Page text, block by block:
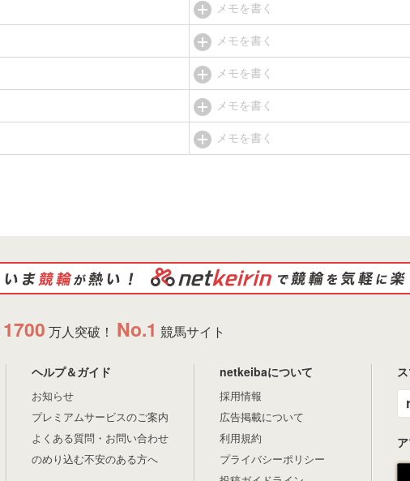
メモを書く
メモを書く
メモを書く
メモを書く
メモを書く
1700 万人突破！ No.1 競馬サイト
ヘルプ＆ガイド
お知らせ
プレミアムサービスのご案内
よくある質問・お問い合わせ
のめり込む不安のある方へ
netkeibaについて
採用情報
広告掲載について
利用規約
プライバシーポリシー